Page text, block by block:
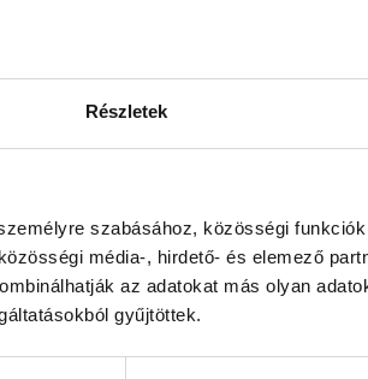
Részletek
szabásához, közösségi
média-, hirdető- és elemező
az adatokat más olyan
gyűjtöttek.